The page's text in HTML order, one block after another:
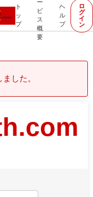
ト
ッ
プ
ー
ビ
ス
概
要
ヘ
ル
プ
ロ
グ
イ
ン
した。